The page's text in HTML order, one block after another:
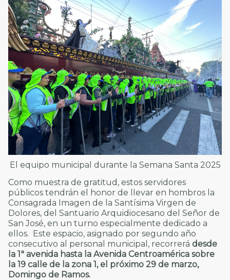
El equipo municipal durante la Semana Santa 2025
Como muestra de gratitud, estos servidores
públicos tendrán el honor de llevar en hombros la
Consagrada Imagen de la Santísima Virgen de
Dolores, del Santuario Arquidiocesano del Señor de
San José, en un turno especialmente dedicado a
ellos. Este espacio, asignado por segundo año
consecutivo al personal municipal, recorrerá desde
la 1ª avenida hasta la Avenida Centroamérica sobre
la 19 calle de la zona 1, el próximo 29 de marzo,
Domingo de Ramos.